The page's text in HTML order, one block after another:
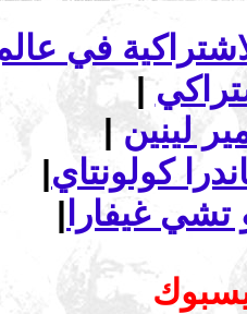
|
| لينين
|كولونتاي
| تشي غيفارا